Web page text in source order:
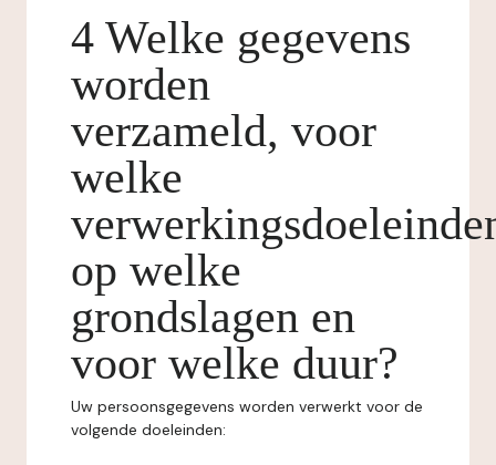
4 Welke gegevens
worden
verzameld, voor
welke
op welke
grondslagen en
voor welke duur?
Uw persoonsgegevens worden verwerkt voor de
volgende doeleinden: